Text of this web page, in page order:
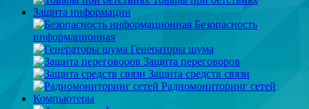
Защита информации
Безопасность
информационная
Генераторы шума
Защита переговоров
Защита средств связи
Радиомониторинг сетей
Компьютеры